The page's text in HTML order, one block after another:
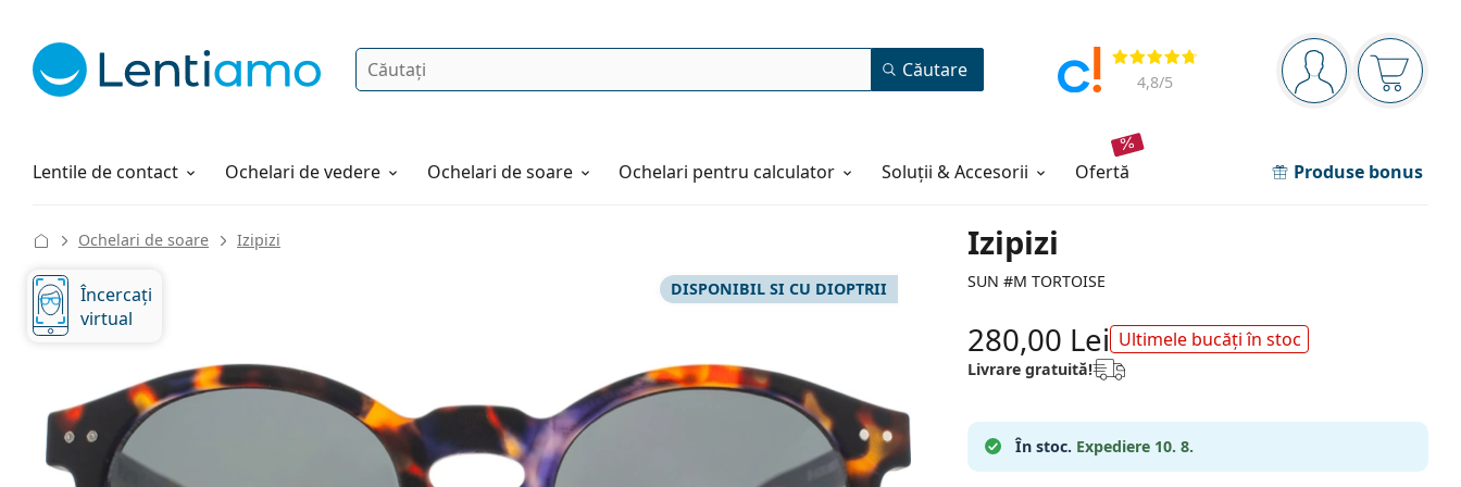
Panou de navigare
Sunteți logat
Coșul
Opinii
4,8/5
Căutare Căutare
Lentile de contact
Soluții Ochelari de vedere Ochelari de soare Ochelari pentru calculator Soluții & Accesorii ofertă Produse bonus
Cum comandați
Izipizi
SUN #M TORTOISE
Ochelari de soare Izipizi
DISPONIBIL SI CU DIOPTRII
Încercați
virtual
280,00 Lei Ultimele bucăți în stoc
Livrare gratuită!
În stoc. Expediere 10. 8.